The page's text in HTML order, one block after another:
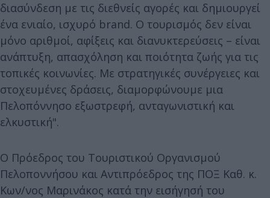
διασύνδεση με τις διεθνείς αγορές και δημιουργεί
ένα ενιαίο, ισχυρό brand. Ο τουρισμός δεν είναι
μόνο αριθμοί, αφίξεις και διανυκτερεύσεις – είναι
ανάπτυξη, απασχόληση και ποιότητα ζωής για τις
τοπικές κοινωνίες. Με στρατηγικές συνέργειες και
στοχευμένες δράσεις, διαμορφώνουμε μια
Πελοπόννησο εξωστρεφή, ανταγωνιστική και
ελκυστική".
Ο Πρόεδρος του Τουριστικού Οργανισμού
Πελοποννήσου και Αντιπρόεδρος της ΠΟΞ Καθ. κ.
Κων/νος Μαρινάκος κατά την εισήγησή του